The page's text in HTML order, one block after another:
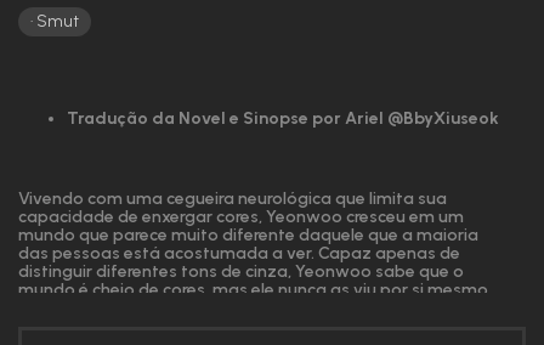
Smut
Tradução da Novel e Sinopse por Ariel @BbyXiuseok
Vivendo com uma cegueira neurológica que limita sua
capacidade de enxergar cores, Yeonwoo cresceu em um
mundo que parece muito diferente daquele que a maioria
das pessoas está acostumada a ver. Capaz apenas de
distinguir diferentes tons de cinza, Yeonwoo sabe que o
mundo é cheio de cores, mas ele nunca as viu por si mesmo.